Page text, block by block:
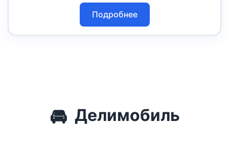
Подробнее
🚘 Делимобиль